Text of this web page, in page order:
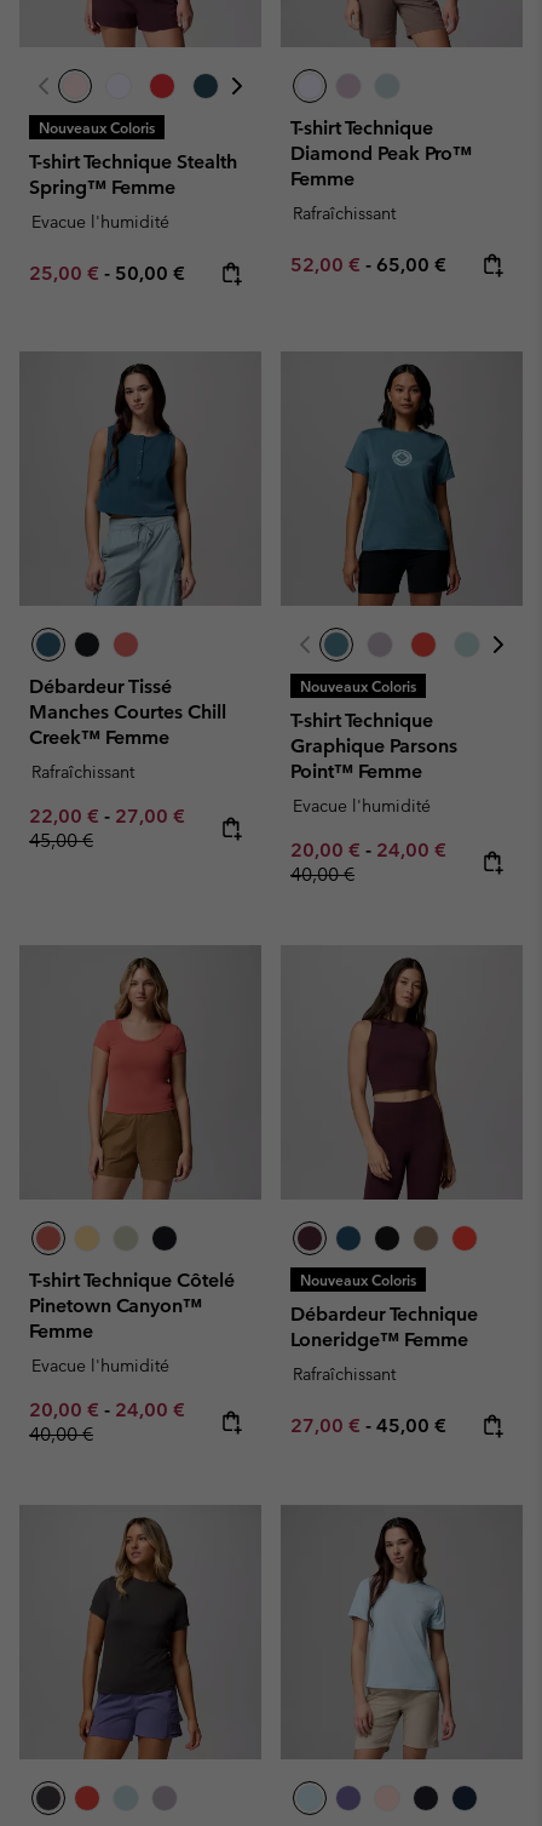
Nouveaux Coloris
T-shirt Technique Stealth
Spring™ Femme
Evacue l'humidité
Minimum sale price:
25,00 € - Maximum price:
50,00 €
T-shirt Technique
Diamond Peak Pro™
Femme
Rafraîchissant
Minimum sale price:
52,00 € - Maximum price:
65,00 €
Débardeur Tissé
Manches Courtes Chill
Creek™ Femme
Rafraîchissant
Minimum sale price:
22,00 € - Maximum sale price:
27,00 € Regular price:
45,00 €
Nouveaux Coloris
T-shirt Technique
Graphique Parsons
Point™ Femme
Evacue l'humidité
Minimum sale price:
20,00 € - Maximum sale
24,00 € Regular
40,00 €
T-shirt Technique Côtelé
Pinetown Canyon™
Femme
Evacue l'humidité
Minimum sale price:
20,00 € - Maximum sale price:
24,00 € Regular price:
40,00 €
Nouveaux Coloris
Débardeur Technique
Loneridge™ Femme
Rafraîchissant
Minimum sale price:
27,00 € - Maximum price:
45,00 €